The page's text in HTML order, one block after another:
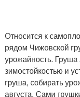
Относится к
рядом Чижовской
урожайность.
зимостойкостью и
груша, собирать
августа. Сами